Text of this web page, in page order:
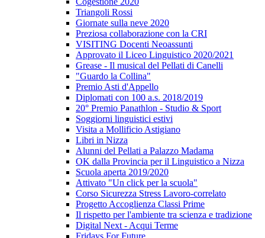
Triangoli Rossi
Giornate sulla neve 2020
Preziosa collaborazione con la CRI
VISITING Docenti Neoassunti
Approvato il Liceo Linguistico 2020/2021
Grease - Il musical del Pellati di Canelli
"Guardo la Collina"
Premio Asti d'Appello
Diplomati con 100 a.s. 2018/2019
20° Premio Panathlon - Studio & Sport
Soggiorni linguistici estivi
Visita a Mollificio Astigiano
Libri in Nizza
Alunni del Pellati a Palazzo Madama
OK dalla Provincia per il Linguistico a Nizza
Scuola aperta 2019/2020
Attivato "Un click per la scuola"
Corso Sicurezza Stress Lavoro-correlato
Progetto Accoglienza Classi Prime
Il rispetto per l'ambiente tra scienza e tradizione
Digital Next - Acqui Terme